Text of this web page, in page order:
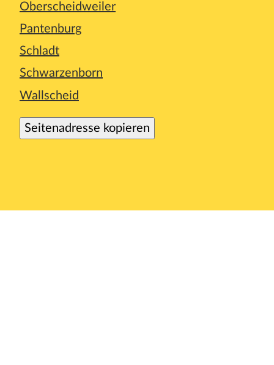
Oberscheidweiler
Pantenburg
Schladt
Schwarzenborn
Wallscheid
Seitenadresse kopieren